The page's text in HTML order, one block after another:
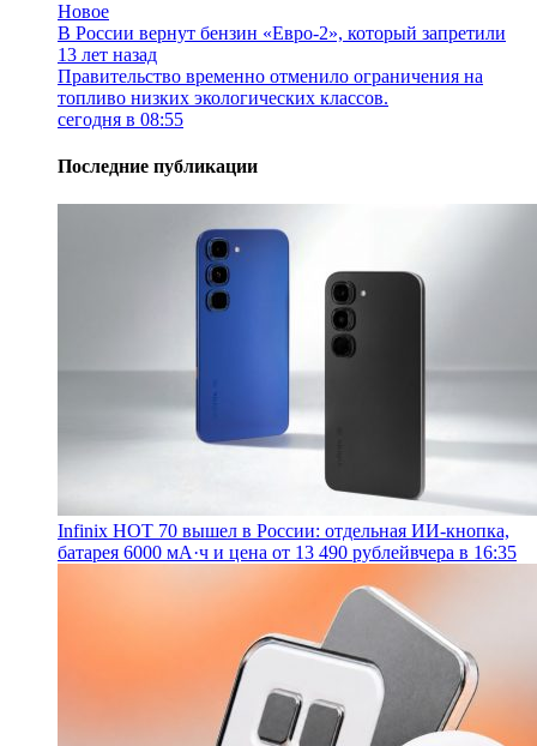
Новое
В России вернут бензин «Евро-2», который запретили
13 лет назад
Правительство временно отменило ограничения на
топливо низких экологических классов.
сегодня в 08:55
Последние публикации
Infinix HOT 70 вышел в России: отдельная ИИ-кнопка,
батарея 6000 мА·ч и цена от 13 490 рублейвчера в 16:35